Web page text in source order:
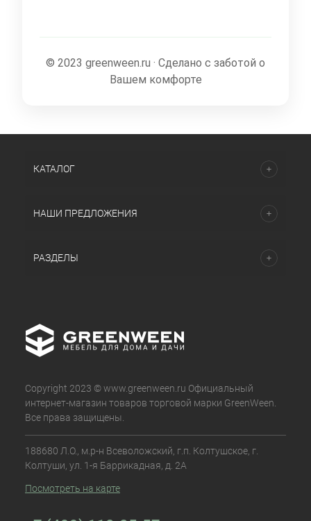
© 2023 greenween.ru · Сделано с заботой о
Вашем комфорте
КАТАЛОГ
НАШИ ПРЕДЛОЖЕНИЯ
РАЗДЕЛЫ
Copyright 2023 © www.greenween.ru Официальный
интернет-магазин товаров торговой марки GreenWeen.
Все права защищены.
188680 Л.О., м.р-н Всеволожский, г.п. Колтушское, г.
Колтуши, ул. 1-я Баррикадная, д. 2А
Посмотреть на карте